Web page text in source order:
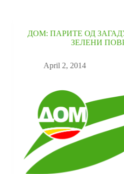
ДОМ: ПАРИТЕ ОД
ЗЕЛЕНИ
April 2, 2014